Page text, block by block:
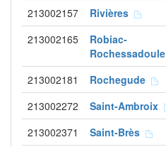
213002157 Rivières
213002165
Robiac-
Rochessadoule
213002181 Rochegude
213002272 Saint-Ambroix
213002371 Saint-Brès